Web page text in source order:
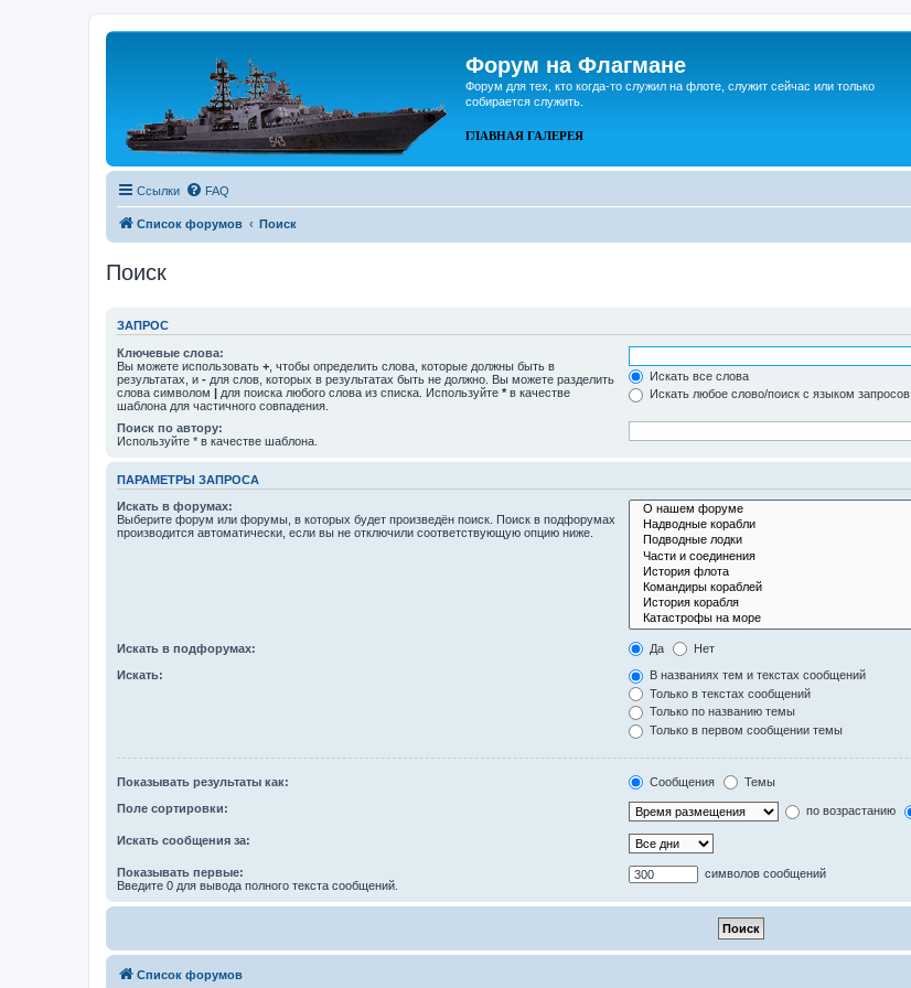
Форум на Флагмане
Форум для тех, кто когда-то служил на флоте, служит сейчас или только
собирается служить.
ГЛАВНАЯ ГАЛЕРЕЯ
Ссылки FAQ
Список форумов Поиск
Поиск
ЗАПРОС
Ключевые слова:
Вы можете использовать + , чтобы определить слова, которые должны быть в
результатах, и - для слов, которых в результатах быть не должно. Вы можете разделить
слова символом | для поиска любого слова из списка. Используйте * в качестве
шаблона для частичного совпадения.
Искать все слова
Искать любое слово/поиск с языком запросов
Поиск по автору:
Используйте * в качестве шаблона.
ПАРАМЕТРЫ ЗАПРОСА
Искать в форумах:
Выберите форум или форумы, в которых будет произведён поиск. Поиск в подфорумах
производится автоматически, если вы не отключили соответствующую опцию ниже.
Искать в подфорумах: Да Нет
Искать:
В названиях тем и текстах сообщений
Только в текстах сообщений
Только по названию темы
Только в первом сообщении темы
Показывать результаты как: Сообщения Темы
Поле сортировки: по возрастанию
Искать сообщения за:
Показывать первые:
Введите 0 для вывода полного текста сообщений.
символов сообщений
Список форумов